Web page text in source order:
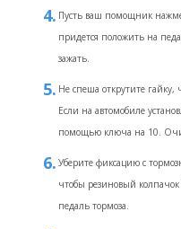
Пусть ваш помощник
придется положить на
зажать.
Не спеша открутите гайку,
Если на автомобиле
помощью ключа на 10.
Уберите фиксацию с
чтобы резиновый
педаль тормоза.